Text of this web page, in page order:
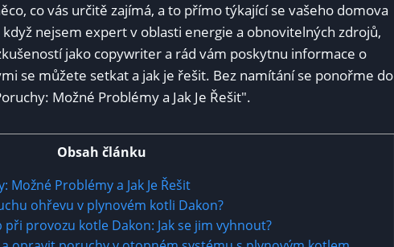
co vás určitě zajímá, a to přímo týkající se vašeho domova
nejsem expert v oblasti energie a obnovitelných zdrojů,
jako copywriter a rád vám poskytnu informace o
se můžete setkat a jak je řešit. Bez namítání se ponořme do
Možné Problémy a Jak Je Řešit".
Obsah článku
Problémy a Jak Je Řešit
ohřevu v plynovém kotli Dakon?
provozu kotle Dakon: Jak se jim vyhnout?